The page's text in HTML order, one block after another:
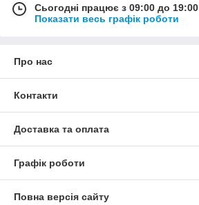
Сьогодні працює з 09:00 до 19:00
Показати весь графік роботи
Про нас
Контакти
Доставка та оплата
Графік роботи
Повна версія сайту